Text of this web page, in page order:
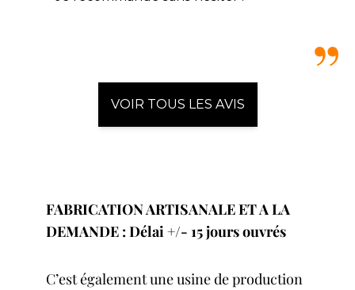
VOIR TOUS LES AVIS
FABRICATION ARTISANALE ET A LA
DEMANDE : Délai +/- 15 jours ouvrés
C’est également une usine de production